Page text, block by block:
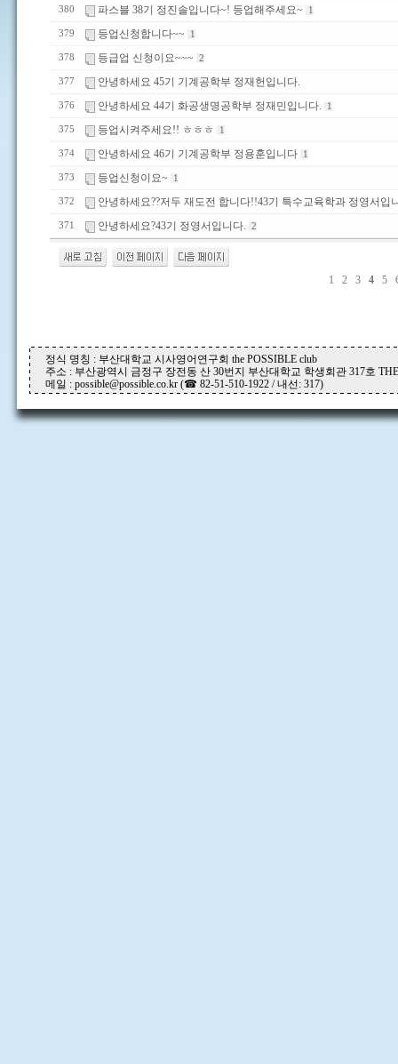
380 파스블 38기 정진솔입니다~! 등업해주세요~ 1
379 등업신청합니다~~ 1
378 등급업 신청이요~~~ 2
377 안녕하세요 45기 기계공학부 정재헌입니다.
376 안녕하세요 44기 화공생명공학부 정재민입니다. 1
375 등업시켜주세요!! ㅎㅎㅎ 1
374 안녕하세요 46기 기계공학부 정용훈입니다 1
373 등업신청이요~ 1
372 안녕하세요??저두 재도전 합니다!!43기 특수교육학과 정영서입
371 안녕하세요?43기 정영서입니다. 2
1 2 3 4 5
정식 명칭 : 부산대학교 시사영어연구회 the POSSIBLE club
주소 : 부산광역시 금정구 장전동 산 30번지 부산대학교 학생회관 317호
메일 : possible@possible.co.kr (☎ 82-51-510-1922 / 내선: 317)